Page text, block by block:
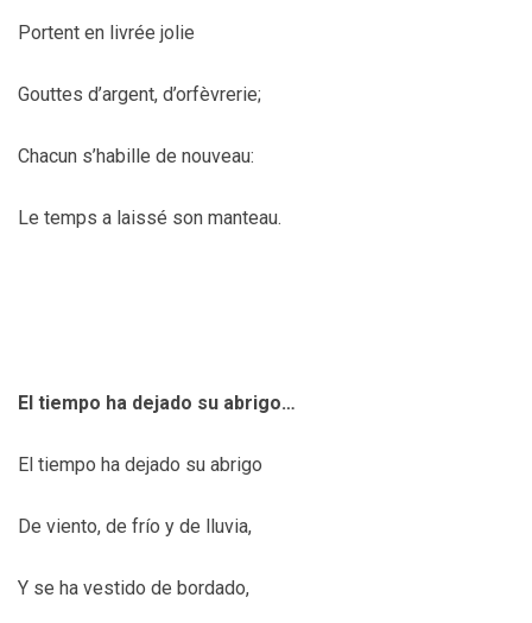
Portent en livrée jolie
Gouttes d’argent, d’orfèvrerie;
Chacun s’habille de nouveau:
Le temps a laissé son manteau.
El tiempo ha dejado su abrigo…
El tiempo ha dejado su abrigo
De viento, de frío y de lluvia,
Y se ha vestido de bordado,